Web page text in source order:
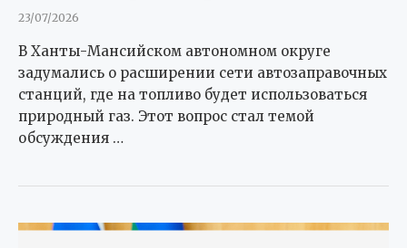
23/07/2026
В Ханты-Мансийском автономном округе
задумались о расширении сети автозаправочных
станций, где на топливо будет использоваться
природный газ. Этот вопрос стал темой
обсуждения …